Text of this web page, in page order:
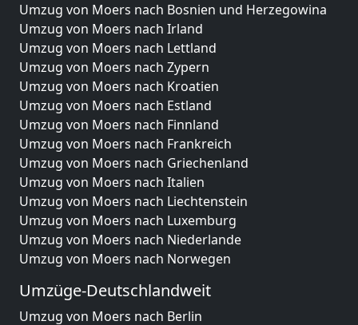
Umzug von Moers nach Bosnien und Herzegowina
Umzug von Moers nach Irland
Umzug von Moers nach Lettland
Umzug von Moers nach Zypern
Umzug von Moers nach Kroatien
Umzug von Moers nach Estland
Umzug von Moers nach Finnland
Umzug von Moers nach Frankreich
Umzug von Moers nach Griechenland
Umzug von Moers nach Italien
Umzug von Moers nach Liechtenstein
Umzug von Moers nach Luxemburg
Umzug von Moers nach Niederlande
Umzug von Moers nach Norwegen
Umzüge-Deutschlandweit
Umzug von Moers nach Berlin